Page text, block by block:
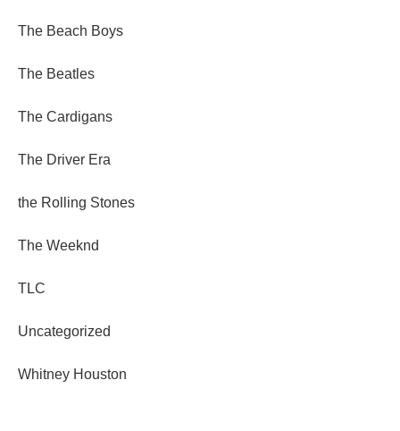
The Beach Boys
The Beatles
The Cardigans
The Driver Era
the Rolling Stones
The Weeknd
TLC
Uncategorized
Whitney Houston